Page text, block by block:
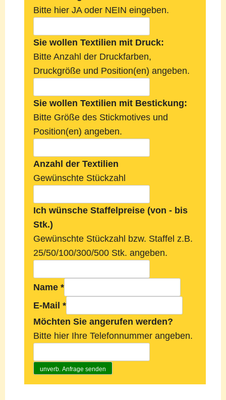
Bitte hier JA oder NEIN eingeben.
Sie wollen Textilien mit Druck:
Bitte Anzahl der Druckfarben,
Druckgröße und Position(en) angeben.
Sie wollen Textilien mit Bestickung:
Bitte Größe des Stickmotives und
Position(en) angeben.
Anzahl der Textilien
Gewünschte Stückzahl
Ich wünsche Staffelpreise (von - bis
Stk.)
Gewünschte Stückzahl bzw. Staffel z.B.
25/50/100/300/500 Stk. angeben.
Name *
E-Mail *
Möchten Sie angerufen werden?
Bitte hier Ihre Telefonnummer angeben.
unverb. Anfrage senden